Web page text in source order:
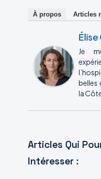
À propos Articles
Je
belles
la
Articles Qui
Intéresser :